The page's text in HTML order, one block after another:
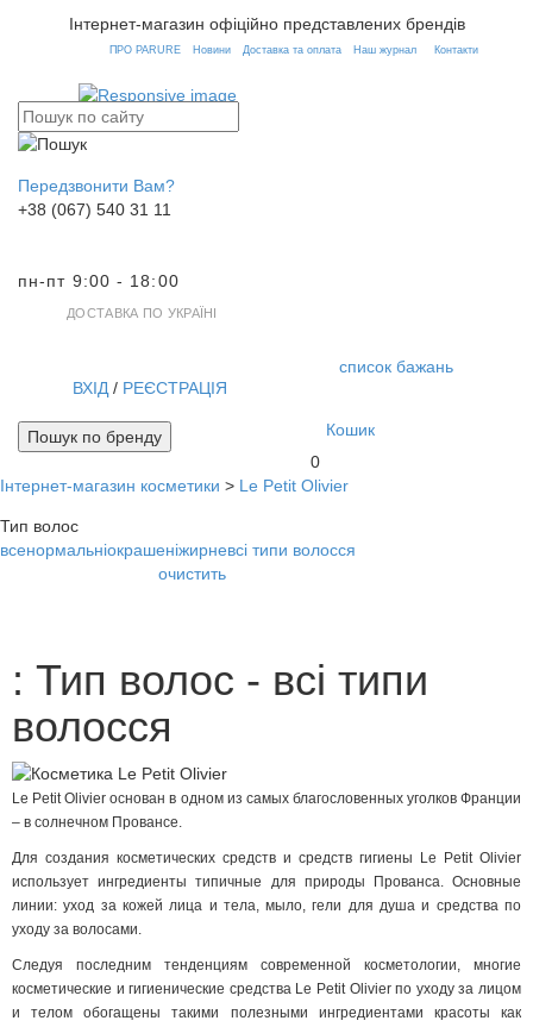
Інтернет-магазин офіційно представлених брендів
ПРО PARURE Новини Доставка та оплата Наш журнал Контакти
Передзвонити Вам?
+38 (067) 540 31 11
пн-пт 9:00 - 18:00
ДОСТАВКА ПО УКРАЇНІ
список бажань
ВХІД / РЕЄСТРАЦІЯ
Кошик
0
Пошук по бренду
Інтернет-магазин косметики > Le Petit Olivier
Тип волос
всенормальніокрашеніжирневсі типи волосся
очистить
: Тип волос - всі типи
волосся
Le Petit Olivier основан в одном из самых благословенных уголков Франции
– в солнечном Провансе.
Для создания косметических средств и средств гигиены Le Petit Olivier
использует ингредиенты типичные для природы Прованса. Основные
линии: уход за кожей лица и тела, мыло, гели для душа и средства по
уходу за волосами.
Следуя последним тенденциям современной косметологии, многие
косметические и гигиенические средства Le Petit Olivier по уходу за лицом
и телом обогащены такими полезными ингредиентами красоты как